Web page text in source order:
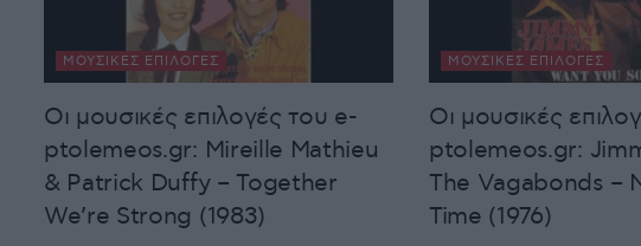
ΜΟΥΣΙΚΈΣ ΕΠΙΛΟΓΈΣ
Οι μουσικές επιλογές του e-
ptolemeos.gr: Mireille Mathieu
& Patrick Duffy – Together
We’re Strong (1983)
ΜΟΥΣΙΚΈΣ ΕΠΙΛΟΓΈΣ
Οι μουσικές
ptolemeos.gr:
The Vagabonds –
Time (1976)